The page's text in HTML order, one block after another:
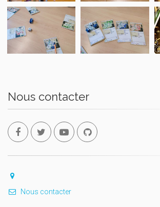
Nous contacter
Nous contacter